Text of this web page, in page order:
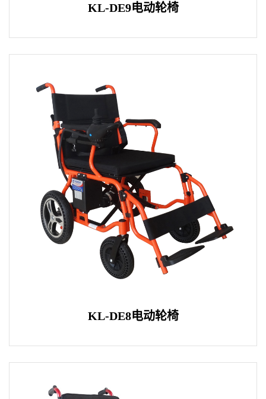
KL-DE9电动轮椅
KL-DE8电动轮椅